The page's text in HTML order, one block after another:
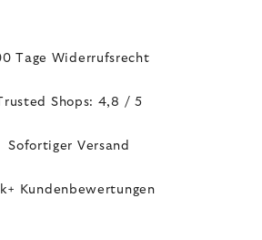
Tage Widerrufsrecht
Shops: 4,8 / 5
Sofortiger Versand
Kundenbewertungen